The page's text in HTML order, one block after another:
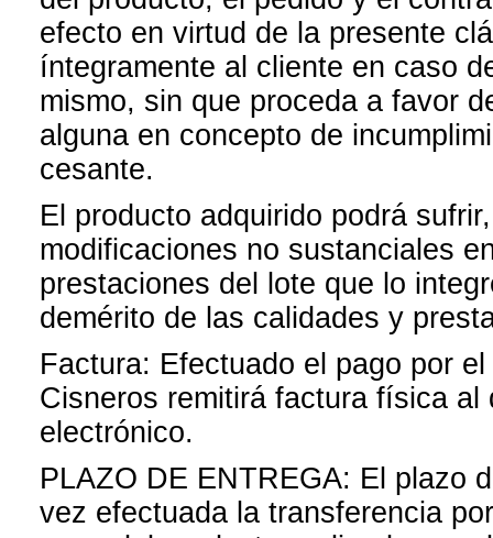
efecto en virtud de la presente
íntegramente al cliente en caso
mismo, sin que proceda a favor
alguna en concepto de
cesante.
El producto adquirido podrá
modificaciones no sustanciales
prestaciones del lote que lo
demérito de las calidades y
Factura: Efectuado el pago por
Cisneros remitirá factura física
electrónico.
PLAZO DE ENTREGA: El plazo
vez efectuada la transferencia